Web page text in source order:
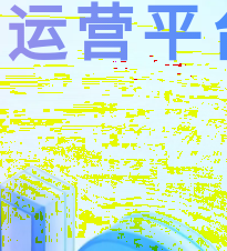
营平